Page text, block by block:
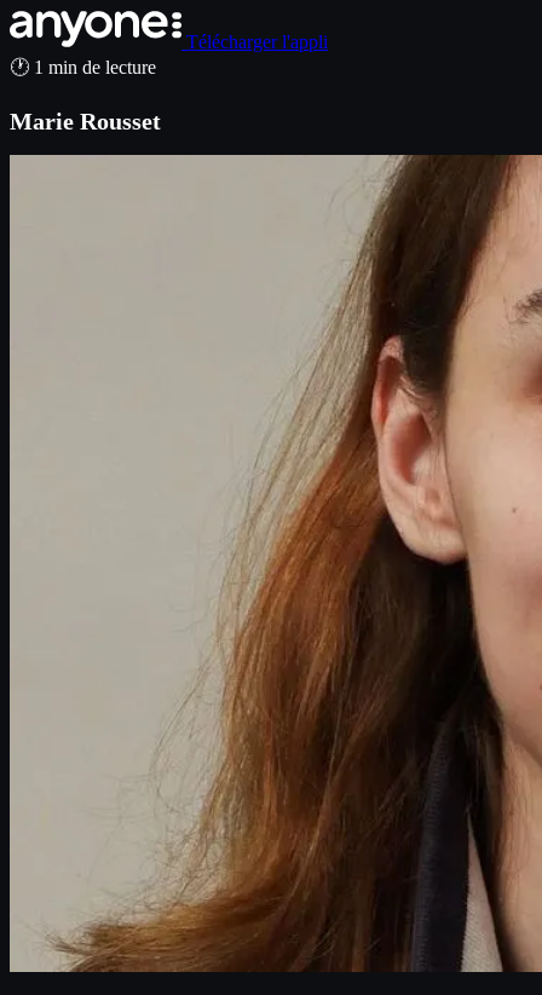
Télécharger l'appli
🕐 1 min de lecture
Marie Rousset